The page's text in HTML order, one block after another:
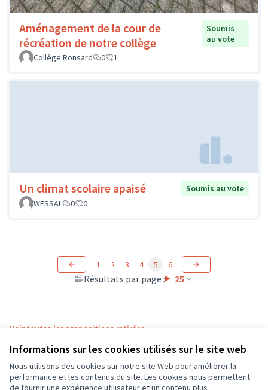
Informations sur les cookies utilisés sur le site web
Nous utilisons des cookies sur notre site Web pour améliorer la
performance et les contenus du site. Les cookies nous permettent
de fournir une expérience utilisateur et un contenu plus
Aménagement de la cour de
récréation de notre collège
Soumis
au vote
Collège Ronsard
0 1
Un climat scolaire apaisé
Soumis au vote
WESSAL
0 0
Résultats par page : 25
1 2 3 4 5 6
Voir toutes les propositions retirées
Conditions d'utilisation
Paramètres des cookies